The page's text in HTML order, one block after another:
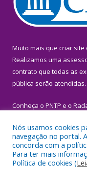
Muito mais que criar site
Realizamos uma
contrato que todas as
pública serão atendidas.
Conheça o PNTP e o
Todos os direitos
Nós usamos cookies
navegação no portal.
concorda com a
Para ter mais
Política de cookies (